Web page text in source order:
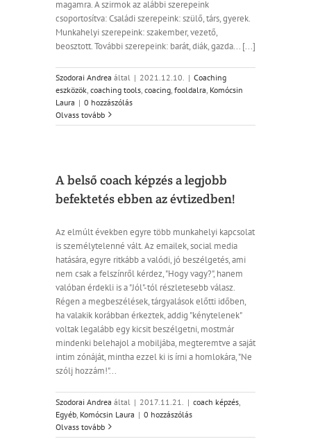
magamra. A szirmok az alábbi szerepeink
csoportosítva: Családi szerepeink: szülő, társ, gyerek.
Munkahelyi szerepeink: szakember, vezető,
beosztott. További szerepeink: barát, diák, gazda... [...]
Szodorai Andrea által | 2021.12.10. | Coaching
eszközök coaching tools coacing fooldalra Komócsin
Laura | 0 hozzászólás
Olvass tovább
​A belső coach képzés a legjobb
befektetés ebben az évtizedben!​
Az elmúlt években egyre több munkahelyi kapcsolat
is személytelenné vált. Az emailek, social media
hatására, egyre ritkább a valódi, jó beszélgetés, ami
nem csak a felszínről kérdez, "Hogy vagy?", hanem
valóban érdekli is a "Jól"-tól részletesebb válasz.
Régen a megbeszélések, tárgyalások előtti időben,
ha valakik korábban érkeztek, addig "kénytelenek"
voltak legalább egy kicsit beszélgetni, mostmár
mindenki belehajol a ​mobiljába, megteremtve a saját
intim zónáját, mintha ezzel ki is írni a homlokára, "Ne
szólj hozzám!"...
Szodorai Andrea által | 2017.11.21. | coach képzés
Egyéb Komócsin Laura | 0 hozzászólás
Olvass tovább